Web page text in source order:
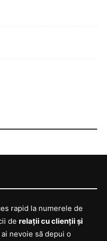
rapid la numerele de
de relații cu clienții și
nevoie să depui o